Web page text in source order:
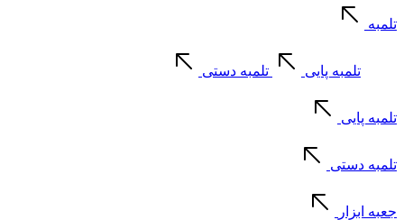
تلمبه
تلمبه پایی تلمبه دستی
تلمبه پایی
تلمبه دستی
جعبه ابزار